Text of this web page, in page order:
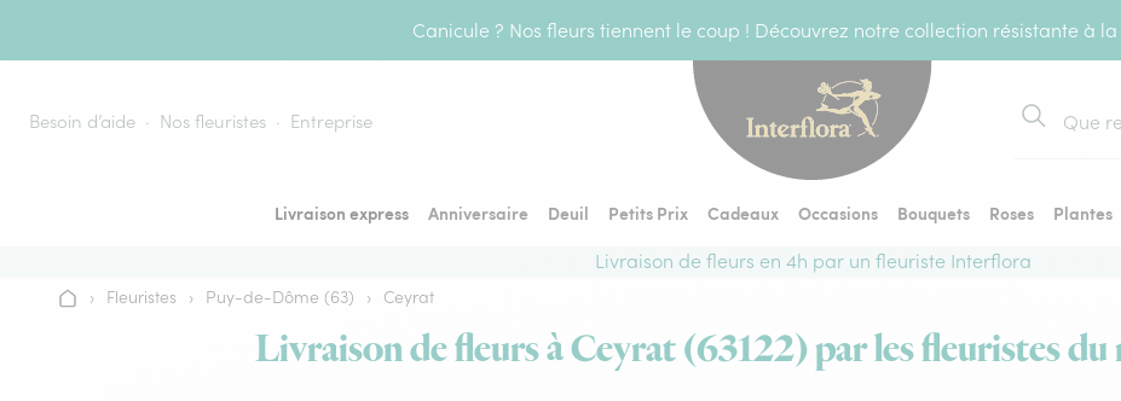
Canicule ? Nos fleurs tiennent le coup ! Découvrez notre collection résistante à
Besoin d’aide Nos fleuristes Entreprise
Rechercher
Livraison express Anniversaire Deuil Petits Prix Cadeaux Occasions Bouquets Roses Plantes
Livraison de fleurs en 4h par un fleuriste Interflora
Accueil
› Fleuristes › Puy-de-Dôme (63) › Ceyrat
Livraison de fleurs à Ceyrat (63122) par les fleuristes